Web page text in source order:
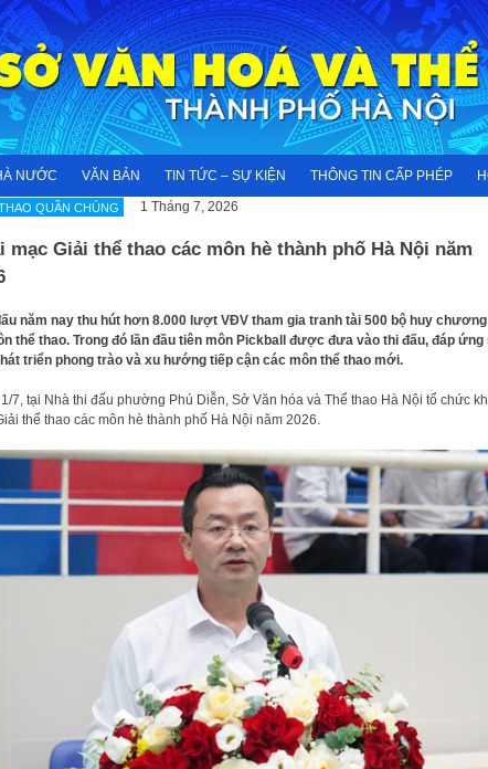
NƯỚC VĂN BẢN TIN TỨC – SỰ KIỆN THÔNG TIN CẤP PHÉP
QUẦN CHÚNG 1 Tháng 7, 2026
mạc Giải thể thao các môn hè thành phố Hà Nội năm
năm nay thu hút hơn 8.000 lượt VĐV tham gia tranh tài 500 bộ huy
thể thao. Trong đó lần đầu tiên môn Pickball được đưa vào thi đấu, đáp ứng
triển phong trào và xu hướng tiếp cận các môn thể thao mới.
7, tại Nhà thi đấu phường Phú Diễn, Sở Văn hóa và Thể thao Hà Nội tổ chức
thể thao các môn hè thành phố Hà Nội năm 2026.